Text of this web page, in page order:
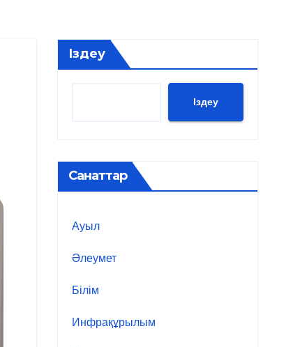
Іздеу
Іздеу
Санаттар
Ауыл
Әлеумет
Білім
Инфрақұрылым